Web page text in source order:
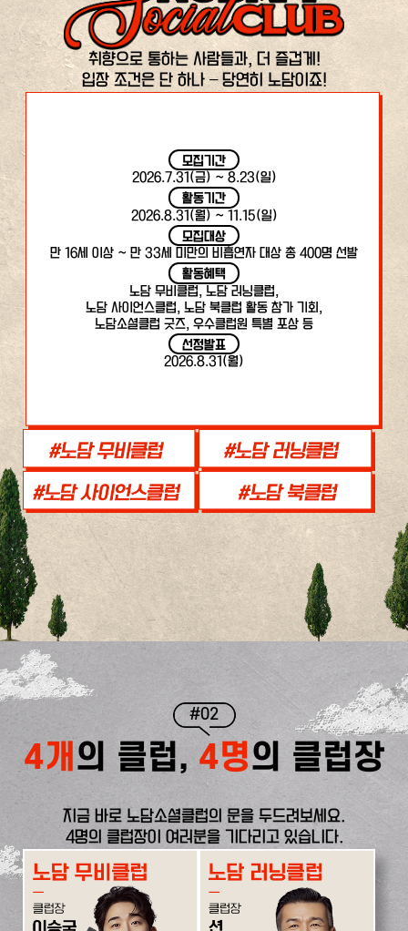
취향으로 통하는 사람들과, 더 즐겁게!
입장 조건은 단 하나 – 당연히 노담이죠!
모집기간
2026.7.31(금) ~ 8.23(일)
활동기간
2026.8.31(월) ~ 11.15(일)
모집대상
만 16세 이상 ~ 만 33세 미만의 비흡연자 대상 총 400명 선발
활동혜택
노담 무비클럽, 노담 러닝클럽,
노담 사이언스클럽, 노담 북클럽 활동 참가 기회,
노담소셜클럽 굿즈, 우수클럽원 특별 포상 등
선정발표
2026.8.31(월)
#02
4개 의 클럽, 4명의 클럽장
지금 바로 노담소셜클럽의 문을 두드려보세요.
4명의 클럽장이 여러분을 기다리고 있습니다.